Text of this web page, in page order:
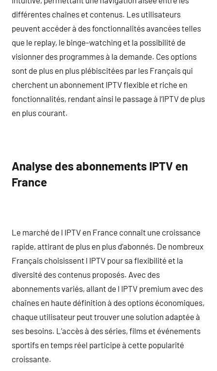
différentes chaînes et contenus. Les utilisateurs
peuvent accéder à des fonctionnalités avancées telles
que le replay, le binge-watching et la possibilité de
visionner des programmes à la demande. Ces options
sont de plus en plus plébiscitées par les Français qui
cherchent un abonnement IPTV flexible et riche en
fonctionnalités, rendant ainsi le passage à l’IPTV de plus
en plus courant.
Analyse des abonnements IPTV en
France
Le marché de l IPTV en France connaît une croissance
rapide, attirant de plus en plus d’abonnés. De nombreux
Français choisissent l IPTV pour sa flexibilité et la
diversité des contenus proposés. Avec des
abonnements variés, allant de l IPTV premium avec des
chaînes en haute définition à des options économiques,
chaque utilisateur peut trouver une solution adaptée à
ses besoins. L’accès à des séries, films et événements
sportifs en temps réel participe à cette popularité
croissante.